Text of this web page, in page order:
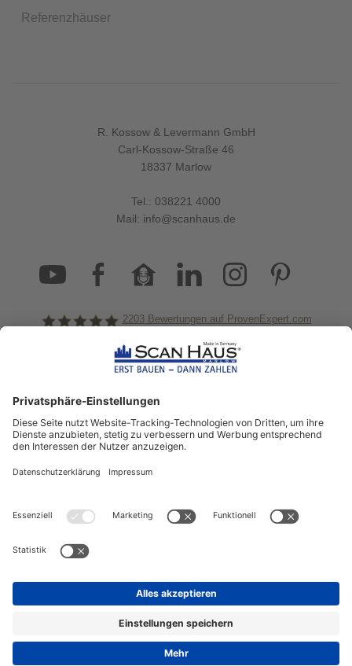
Referenzhäuser
R. Kossow & Levermann GmbH
Carl-Kossow-Straße 46
18337 Marlow
Tel.: 038221 4000
Mail: info@scanhaus.de
ScanHaus Marlow
2203Bewertungen auf ProvenExpert.com
informiert!
Aktuelle News rund um ScanHaus &
das Thema Hausbau
Sofort informiert über neue Artikel
ZUM NEWSLETTER ANMELDEN